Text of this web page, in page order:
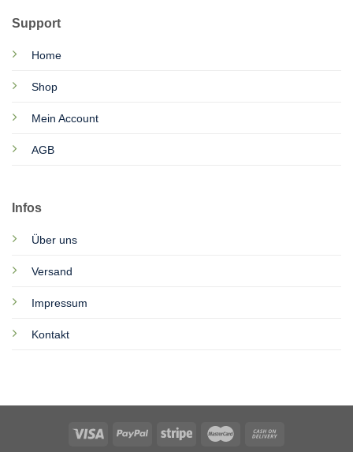
Support
Home
Shop
Mein Account
AGB
Infos
Über uns
Versand
Impressum
Kontakt